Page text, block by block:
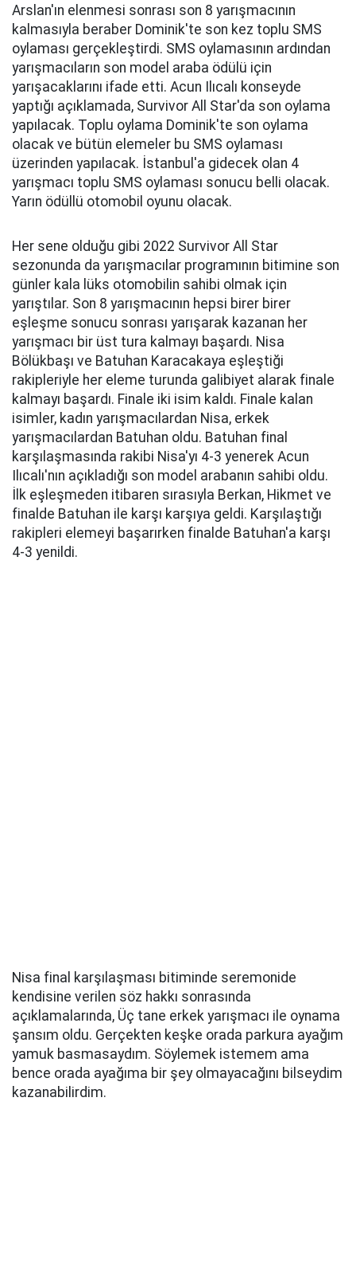
Arslan'ın elenmesi sonrası son 8 yarışmacının
kalmasıyla beraber Dominik'te son kez toplu SMS
oylaması gerçekleştirdi. SMS oylamasının ardından
yarışmacıların son model araba ödülü için
yarışacaklarını ifade etti. Acun Ilıcalı konseyde
yaptığı açıklamada, Survivor All Star'da son oylama
yapılacak. Toplu oylama Dominik'te son oylama
olacak ve bütün elemeler bu SMS oylaması
üzerinden yapılacak. İstanbul'a gidecek olan 4
yarışmacı toplu SMS oylaması sonucu belli olacak.
Yarın ödüllü otomobil oyunu olacak.
Her sene olduğu gibi 2022 Survivor All Star
sezonunda da yarışmacılar programının bitimine son
günler kala lüks otomobilin sahibi olmak için
yarıştılar. Son 8 yarışmacının hepsi birer birer
eşleşme sonucu sonrası yarışarak kazanan her
yarışmacı bir üst tura kalmayı başardı. Nisa
Bölükbaşı ve Batuhan Karacakaya eşleştiği
rakipleriyle her eleme turunda galibiyet alarak finale
kalmayı başardı. Finale iki isim kaldı. Finale kalan
isimler, kadın yarışmacılardan Nisa, erkek
yarışmacılardan Batuhan oldu. Batuhan final
karşılaşmasında rakibi Nisa'yı 4-3 yenerek Acun
Ilıcalı'nın açıkladığı son model arabanın sahibi oldu.
İlk eşleşmeden itibaren sırasıyla Berkan, Hikmet ve
finalde Batuhan ile karşı karşıya geldi. Karşılaştığı
rakipleri elemeyi başarırken finalde Batuhan'a karşı
4-3 yenildi.
Nisa final karşılaşması bitiminde seremonide
kendisine verilen söz hakkı sonrasında
açıklamalarında, Üç tane erkek yarışmacı ile oynama
şansım oldu. Gerçekten keşke orada parkura ayağım
yamuk basmasaydım. Söylemek istemem ama
bence orada ayağıma bir şey olmayacağını bilseydim
kazanabilirdim.